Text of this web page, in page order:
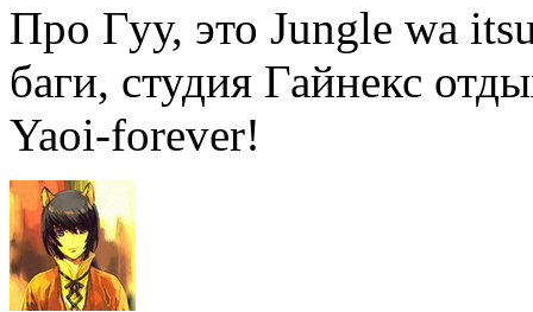
Про Гуу, это Jungle wa
баги, студия Гайнекс
Yaoi-forever!